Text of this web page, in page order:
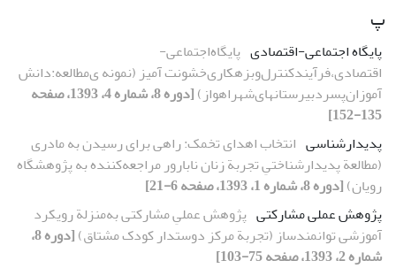
پ
پایگاه اجتماعی-اقتصادی پایگاه‌اجتماعی-
اقتصادی،‌فرآیند‌کنترل‌و‌بزهکاری‌خشونت آمیز‌‌ (نمونه ی‌مطالعه‌:دانش
آموزان‌پسر‌دبیرستانهای‌شهر‌اهواز)‌
[دوره 8، شماره 4، 1393، صفحه
135-152]
پدیدارشناسی انتخاب اهدای تخمک: راهی برای رسیدن به مادری
(مطالعة پدیدارشناختیِ تجربة زنان نابارور مراجعه‌کننده به پژوهشگاه
رویان)[دوره 8، شماره 1، 1393، صفحه 6-21]
پژوهش عملی مشارکتی پژوهش عملیِ مشارکتی به‌منزلة رویکرد
آموزشی توانمندساز (تجربة مرکز دوستدار کودک مشتاق)
[دوره 8،
شماره 2، 1393، صفحه 75-103]